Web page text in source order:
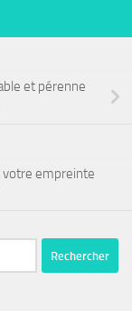
et pérenne
empreinte